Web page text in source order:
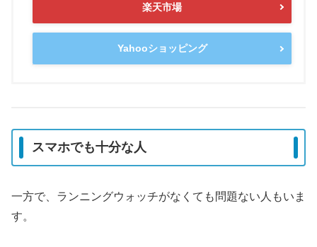
楽天市場
Yahooショッピング
スマホでも十分な人
一方で、ランニングウォッチがなくても問題ない人もいま
す。